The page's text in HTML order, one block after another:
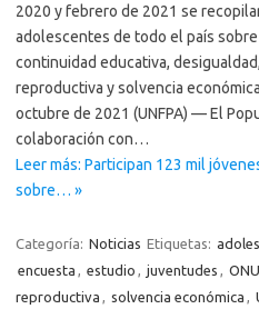
2020 y febrero de 2021 se
adolescentes de todo el país
continuidad educativa,
reproductiva y solvencia
octubre de 2021 (UNFPA) — El
colaboración con…
Leer más: Participan 123 mil
sobre… »
Categoría: Noticias Etiquetas:
encuesta , estudio , juventudes ,
reproductiva , solvencia económica ,